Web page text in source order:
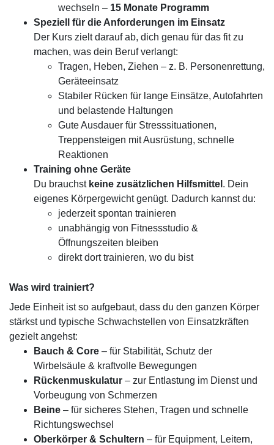
wechseln – 15 Monate Programm
Speziell für die Anforderungen im Einsatz
Der Kurs zielt darauf ab, dich genau für das fit zu
machen, was dein Beruf verlangt:
Tragen, Heben, Ziehen – z. B. Personenrettung,
Geräteeinsatz
Stabiler Rücken für lange Einsätze, Autofahrten
und belastende Haltungen
Gute Ausdauer für Stresssituationen,
Treppensteigen mit Ausrüstung, schnelle
Reaktionen
Training ohne Geräte
Du brauchst keine zusätzlichen Hilfsmittel . Dein
eigenes Körpergewicht genügt. Dadurch kannst du:
jederzeit spontan trainieren
unabhängig von Fitnessstudio &
Öffnungszeiten bleiben
direkt dort trainieren, wo du bist
Was wird trainiert?
Jede Einheit ist so aufgebaut, dass du den ganzen Körper
stärkst und typische Schwachstellen von Einsatzkräften
gezielt angehst:
Bauch & Core – für Stabilität, Schutz der
Wirbelsäule & kraftvolle Bewegungen
Rückenmuskulatur – zur Entlastung im Dienst und
Vorbeugung von Schmerzen
Beine – für sicheres Stehen, Tragen und schnelle
Richtungswechsel
Oberkörper & Schultern – für Equipment, Leitern,